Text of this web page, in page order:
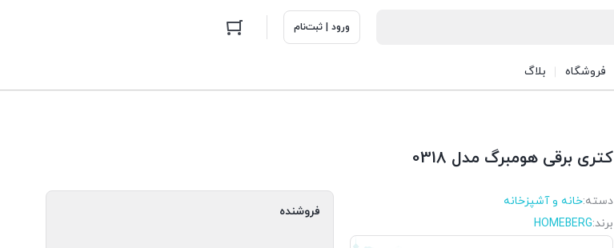
ورود | ثبت‌نام
فروشگاه بلاگ
کتری برقی هومبرگ مدل 0318
دسته:خانه و آشپزخانه
برند:HOMEBERG
فروشنده